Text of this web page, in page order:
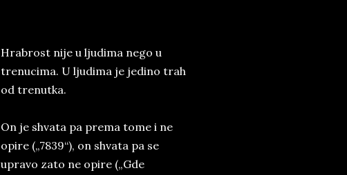
Hrabrost nije u ljudima nego u
trenucima. U ljudima je jedino trah
od trenutka.
On je shvata pa prema tome i ne
opire („7839“), on shvata pa se
upravo zato ne opire („Gde